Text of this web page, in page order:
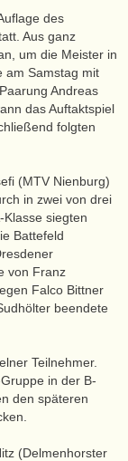
des
Aus ganz
um die Meister in
am Samstag mit
Andreas
das Auftaktspiel
folgten
(MTV Nienburg)
in zwei von drei
siegten
Battefeld
von Franz
Falco Bittner
beendete
Teilnehmer.
in der B-
den späteren
(Delmenhorster